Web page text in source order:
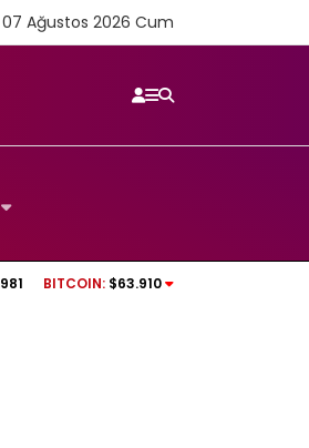
Ağustos 2026 Cum
Bekiroğlu’ndan üzen haber: Yine…
BITCOIN: $63.910